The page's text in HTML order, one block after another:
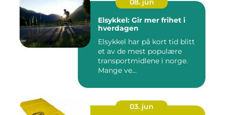
08. jun
Elsykkel: Gir mer frihet i
hverdagen
Elsykkel har på kort tid blitt
et av de mest populære
transportmidlene i norge.
Mange ve...
03. jun